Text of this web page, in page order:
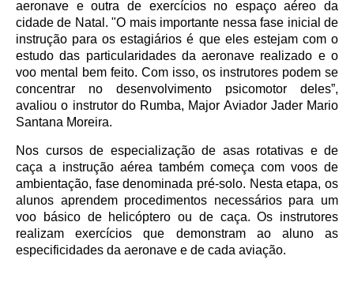
aeronave e outra de exercícios no espaço aéreo da
cidade de Natal. "O mais importante nessa fase inicial de
instrução para os estagiários é que eles estejam com o
estudo das particularidades da aeronave realizado e o
voo mental bem feito. Com isso, os instrutores podem se
concentrar no desenvolvimento psicomotor deles”,
avaliou o instrutor do Rumba, Major Aviador Jader Mario
Santana Moreira.
Nos cursos de especialização de asas rotativas e de
caça a instrução aérea também começa com voos de
ambientação, fase denominada pré-solo. Nesta etapa, os
alunos aprendem procedimentos necessários para um
voo básico de helicóptero ou de caça. Os instrutores
realizam exercícios que demonstram ao aluno as
especificidades da aeronave e de cada aviação.